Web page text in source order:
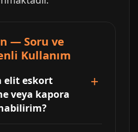
— Soru ve
Kullanım
elit eskort
veya kapora